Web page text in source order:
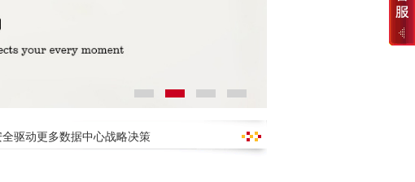
驱动更多数据中心战略决策